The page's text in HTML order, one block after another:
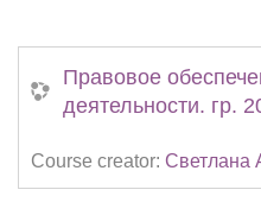
Правовое
деятельности. гр.
Course creator: Светлана